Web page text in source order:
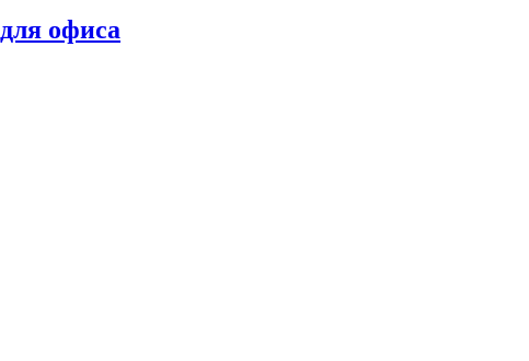
офиса